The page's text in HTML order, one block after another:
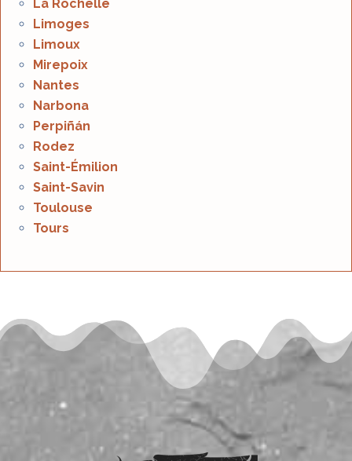
La Rochelle
Limoges
Limoux
Mirepoix
Nantes
Narbona
Perpiñán
Rodez
Saint-Émilion
Saint-Savin
Toulouse
Tours